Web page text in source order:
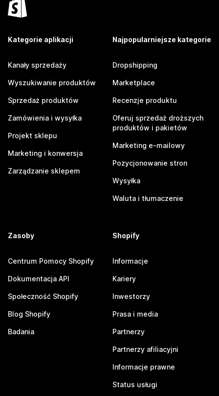
Kategorie aplikacji
Kanały sprzedaży
Wyszukiwanie produktów
Sprzedaż produktów
Zamówienia i wysyłka
Projekt sklepu
Marketing i konwersja
Zarządzanie sklepem
Najpopularniejsze kategorie
Dropshipping
Marketplace
Recenzje produktu
Oferuj sprzedaż droższych
produktów i pakietów
Marketing e-mailowy
Pozycjonowanie stron
Wysyłka
Waluta i tłumaczenie
Zasoby
Centrum Pomocy Shopify
Dokumentacja API
Społeczność Shopify
Blog Shopify
Badania
Shopify
Informacje
Kariery
Inwestorzy
Prasa i media
Partnerzy
Partnerzy afiliacyjni
Informacje prawne
Status usługi